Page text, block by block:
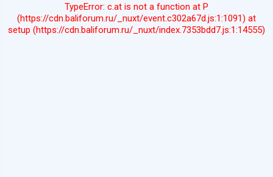
TypeError: c.at is not a function at P
(https://cdn.baliforum.ru/_nuxt/event.c302a67d.js:1:1091) at
setup (https://cdn.baliforum.ru/_nuxt/index.7353bdd7.js:1:14555)